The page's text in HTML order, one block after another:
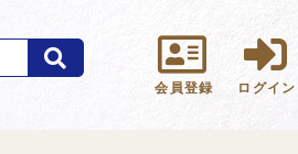
会員登録 ログイン